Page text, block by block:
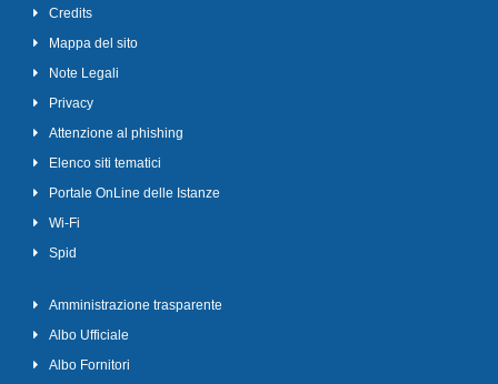
Credits
Mappa del sito
Note Legali
Privacy
Attenzione al phishing
Elenco siti tematici
Portale OnLine delle Istanze
Wi-Fi
Spid
Amministrazione trasparente
Albo Ufficiale
Albo Fornitori